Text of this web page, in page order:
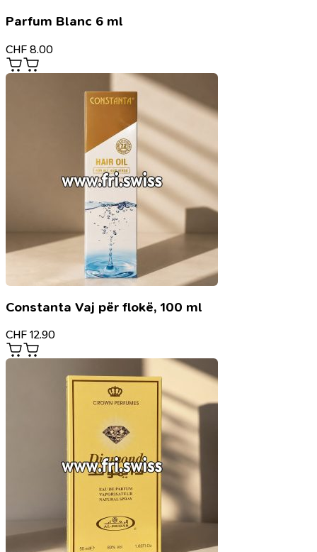
Parfum Blanc 6 ml
CHF 8.00
Constanta Vaj për flokë, 100 ml
CHF 12.90